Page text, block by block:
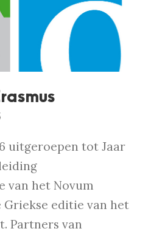
uitgeroepen tot Jaar
van het Novum
editie van het
Partners van